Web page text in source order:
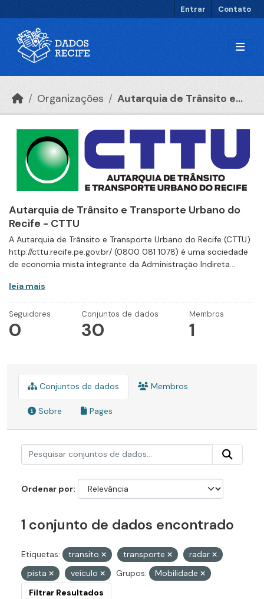
Entrar Contato
Organizações Autarquia de Trânsito e...
Autarquia de Trânsito e Transporte Urbano do
Recife - CTTU
A Autarquia de Trânsito e Transporte Urbano do Recife (CTTU)
http://cttu.recife.pe.gov.br/ (0800 081 1078) é uma sociedade
de economia mista integrante da Administração Indireta...
leia mais
Seguidores
0
Conjuntos de dados
30
Membros
1
Conjuntos de dados Membros
Sobre Pages
Ordenar por
1 conjunto de dados encontrado
Etiquetas: transito transporte
radar
pista
veículo Grupos:
Mobilidade
Filtrar Resultados